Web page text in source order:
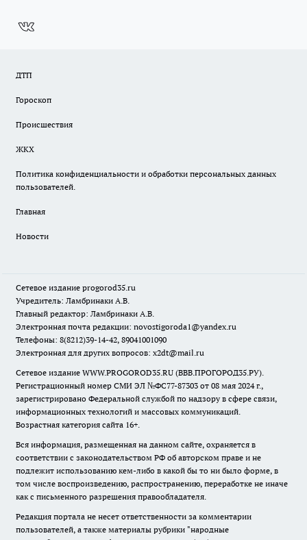
ДТП
Гороскоп
Происшествия
ЖКХ
Политика конфиденциальности и обработки персональных данных
пользователей.
Главная
Новости
Сетевое издание progorod35.ru
Учредитель: Ламбринаки А.В.
Главный редактор: Ламбринаки А.В.
Электронная почта редакции: novostigoroda1@yandex.ru
Телефоны: 8(8212)39-14-42, 89041001090
Электронная для других вопросов: x2dt@mail.ru
Сетевое издание WWW.PROGOROD35.RU (ВВВ.ПРОГОРОД35.РУ).
Регистрационный номер СМИ ЭЛ №ФС77-87303 от 08 мая 2024 г.,
зарегистрировано Федеральной службой по надзору в сфере связи,
информационных технологий и массовых коммуникаций.
Возрастная категория сайта 16+.
Вся информация, размещенная на данном сайте, охраняется в
соответствии с законодательством РФ об авторском праве и не
подлежит использованию кем-либо в какой бы то ни было форме, в
том числе воспроизведению, распространению, переработке не иначе
как с письменного разрешения правообладателя.
Редакция портала не несет ответственности за комментарии
пользователей, а также материалы рубрики "народные